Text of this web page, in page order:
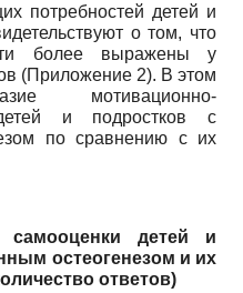
потребностей детей и
о том, что
более выражены у
(Приложение 2). В этом
мотивационно-
и подростков с
по сравнению с их
самооценки детей и
остеогенезом и их
ответов)